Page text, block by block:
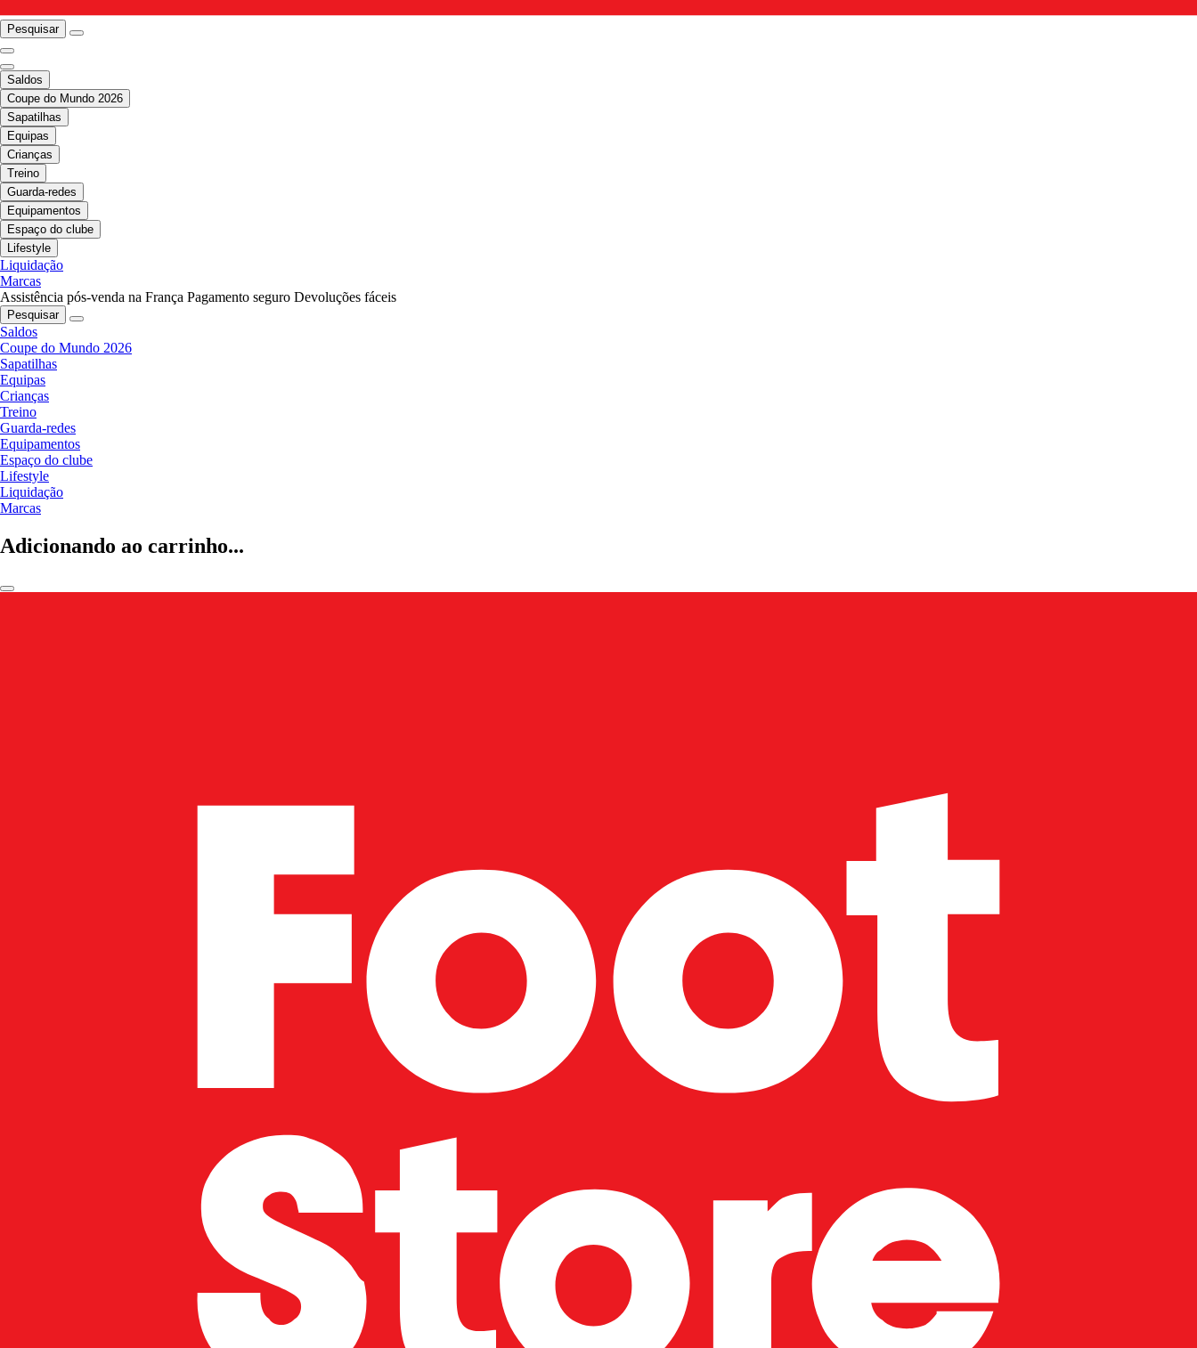
Pesquisar
Saldos
Coupe do Mundo 2026
Sapatilhas
Equipas
Crianças
Treino
Guarda-redes
Equipamentos
Espaço do clube
Lifestyle
Liquidação
Marcas
Assistência pós-venda na França Pagamento seguro Devoluções fáceis
Pesquisar
Saldos
Coupe do Mundo 2026
Sapatilhas
Equipas
Crianças
Treino
Guarda-redes
Equipamentos
Espaço do clube
Lifestyle
Liquidação
Marcas
Adicionando ao carrinho...